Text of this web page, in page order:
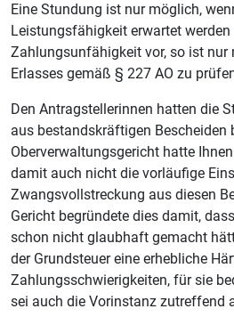
Eine Stundung ist nur möglich,
Leistungsfähigkeit erwartet
Zahlungsunfähigkeit vor, so ist nur
Erlasses gemäß § 227 AO zu
Den Antragstellerinnen hatten die
aus bestandskräftigen Bescheiden
Oberverwaltungsgericht hatte
damit auch nicht die vorläufige
Zwangsvollstreckung aus diesen
Gericht begründete dies damit,
schon nicht glaubhaft gemacht
der Grundsteuer eine erhebliche
Zahlungsschwierigkeiten, für sie
sei auch die Vorinstanz zutreffend